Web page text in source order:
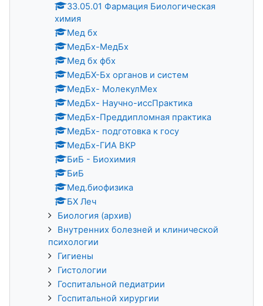
33.05.01 Фармация Биологическая
химия
Мед бх
МедБх-МедБх
Мед бх фбх
МедБХ-Бх органов и систем
МедБх- МолекулМех
МедБх- Научно-иссПрактика
МедБх-Преддипломная практика
МедБх- подготовка к госу
МедБх-ГИА ВКР
БиБ - Биохимия
БиБ
Мед.биофизика
БХ Леч
Биология (архив)
Внутренних болезней и клинической
психологии
Гигиены
Гистологии
Госпитальной педиатрии
Госпитальной хирургии